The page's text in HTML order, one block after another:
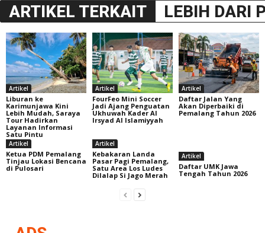
ARTIKEL TERKAIT LEBIH DARI
Artikel
Liburan ke
Karimunjawa Kini
Lebih Mudah, Saraya
Tour Hadirkan
Layanan Informasi
Satu Pintu
Artikel
FourFeo Mini Soccer
Jadi Ajang Penguatan
Ukhuwah Kader Al
Irsyad Al Islamiyyah
Artikel
Daftar Jalan Yang
Akan Diperbaiki di
Pemalang Tahun 2026
Artikel
Ketua PDM Pemalang
Tinjau Lokasi Bencana
di Pulosari
Artikel
Kebakaran Landa
Pasar Pagi Pemalang,
Satu Area Los Ludes
Dilalap Si Jago Merah
Artikel
Daftar UMK Jawa
Tengah Tahun 2026